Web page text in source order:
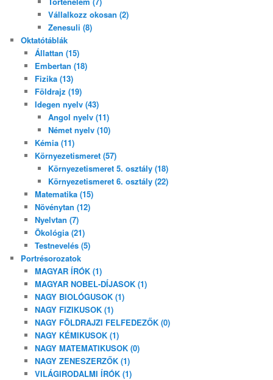
Vállalkozz okosan (2)
Zenesuli (8)
Oktatótáblák
Állattan (15)
Embertan (18)
Fizika (13)
Földrajz (19)
Idegen nyelv (43)
Angol nyelv (11)
Német nyelv (10)
Kémia (11)
Környezetismeret (57)
Környezetismeret 5. osztály (18)
Környezetismeret 6. osztály (22)
Matematika (15)
Növénytan (12)
Nyelvtan (7)
Ökológia (21)
Testnevelés (5)
Portrésorozatok
MAGYAR ÍRÓK (1)
MAGYAR NOBEL-DÍJASOK (1)
NAGY BIOLÓGUSOK (1)
NAGY FIZIKUSOK (1)
NAGY FÖLDRAJZI FELFEDEZŐK (0)
NAGY KÉMIKUSOK (1)
NAGY MATEMATIKUSOK (0)
NAGY ZENESZERZŐK (1)
VILÁGIRODALMI ÍRÓK (1)